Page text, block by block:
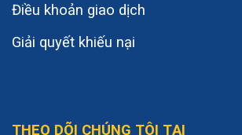
Điều khoản giao dịch
Giải quyết khiếu nại
THEO DÕI CHÚNG TÔI TẠI